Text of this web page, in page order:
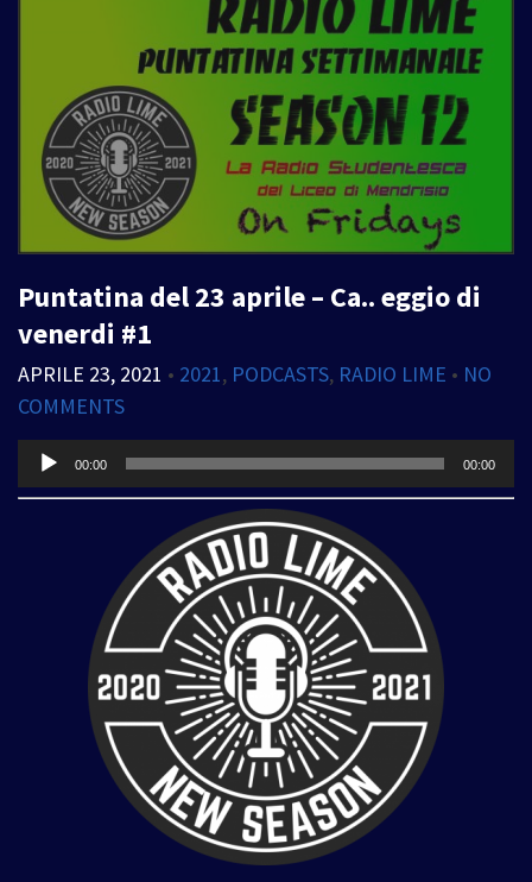
Puntatina del 23 aprile – Ca.. eggio di
venerdi #1
APRILE 23, 2021 • 2021, PODCASTS, RADIO LIME • NO
COMMENTS
Audio
Player
00:00 00:00